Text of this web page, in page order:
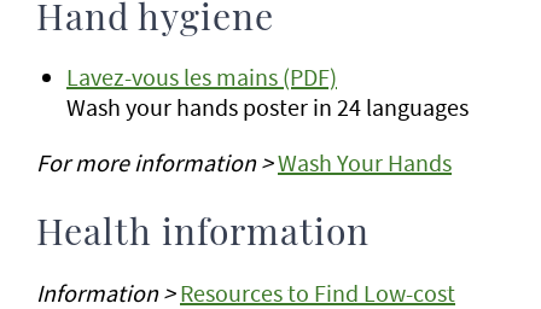
Hand hygiene
Lavez-vous les mains (PDF)
Wash your hands poster in 24 languages
For more information >Wash Your Hands
Health information
Information >Resources to Find Low-cost